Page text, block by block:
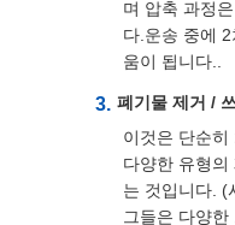
며 압축 과정
다.운송 중에
움이 됩니다..
폐기물 제거 /
이것은 단순히
다양한 유형
는 것입니다. (
그들은 다양